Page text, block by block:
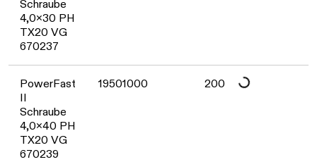
Schraube
4,0x30 PH
TX20 VG
670237
Daten werden geladen. Bitte warten...
PowerFast
II
Schraube
4,0x40 PH
TX20 VG
670239
19501000 200